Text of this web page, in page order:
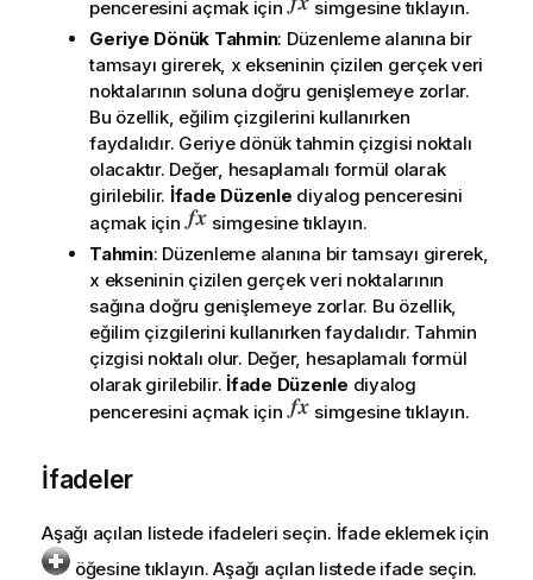
penceresini açmak için
simgesine tıklayın.
Geriye Dönük Tahmin: Düzenleme alanına bir
tamsayı girerek, x ekseninin çizilen gerçek veri
noktalarının soluna doğru genişlemeye zorlar.
Bu özellik, eğilim çizgilerini kullanırken
faydalıdır. Geriye dönük tahmin çizgisi noktalı
olacaktır. Değer, hesaplamalı formül olarak
girilebilir. İfade Düzenle diyalog penceresini
açmak için
simgesine tıklayın.
Tahmin: Düzenleme alanına bir tamsayı girerek,
x ekseninin çizilen gerçek veri noktalarının
sağına doğru genişlemeye zorlar. Bu özellik,
eğilim çizgilerini kullanırken faydalıdır. Tahmin
çizgisi noktalı olur. Değer, hesaplamalı formül
olarak girilebilir. İfade Düzenle diyalog
penceresini açmak için
simgesine tıklayın.
İfadeler
Aşağı açılan listede ifadeleri seçin. İfade eklemek için
öğesine tıklayın. Aşağı açılan listede ifade seçin.